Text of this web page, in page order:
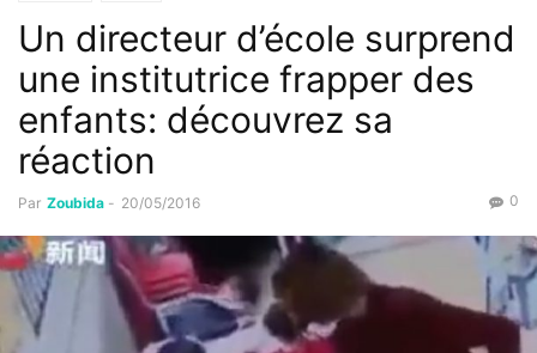
Un directeur d’école surprend
une institutrice frapper des
enfants: découvrez sa
réaction
Par Zoubida - 20/05/2016 0